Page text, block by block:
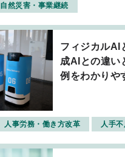
自然災害・事業継続
フィジカルAI
成AIとの違い
例をわかりや
人事労務・働き方改革 人手不